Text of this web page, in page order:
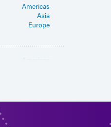
Americas
Asia
Europe
Americas